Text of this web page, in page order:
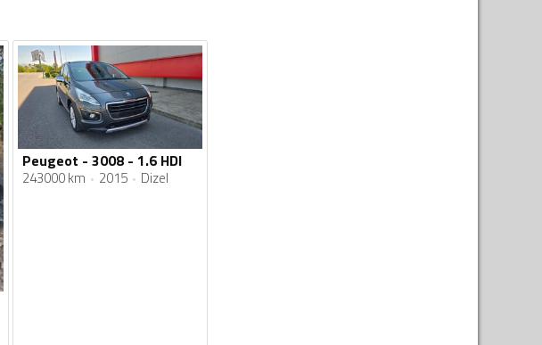
Peugeot - 3008 - 1.6 HDI
243000 km 2015 Dizel